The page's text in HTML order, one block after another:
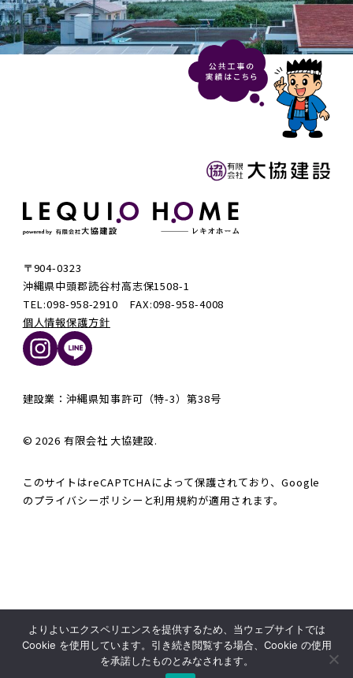
〒904-0323
沖縄県中頭郡読谷村高志保1508-1
TEL:098-958-2910 FAX:098-958-4008
個人情報保護方針
建設業：沖縄県知事許可（特-3）第38号
© 2026 有限会社 大協建設.
このサイトはreCAPTCHAによって保護されており、Google
のプライバシーポリシー と利用規約が適用されます。
よりよいエクスペリエンスを提供するため、当ウェブサイトでは
Cookie を使用しています。引き続き閲覧する場合、Cookie の使用
を承諾したものとみなされます。